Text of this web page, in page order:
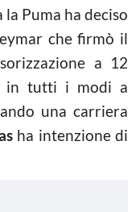
Puma ha deciso
che firmò il
a 12
in tutti i modi a
una carriera
ha intenzione di